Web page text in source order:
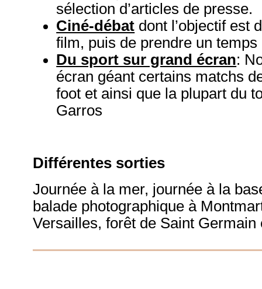
sélection d’articles de presse.
Ciné-débat dont l’objectif est
film, puis de prendre un temps
Du sport sur grand écran:
écran géant certains matchs
foot et ainsi que la plupart du
Garros
Différentes sorties
Journée à la mer, journée à la
balade photographique à
Versailles, forêt de Saint